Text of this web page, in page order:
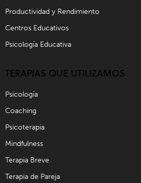
Productividad y Rendimiento
Centros Educativos
Psicología Educativa
TERAPIAS QUE UTILIZAMOS
Psicología
Coaching
Psicoterapia
Mindfulness
Terapia Breve
Terapia de Pareja